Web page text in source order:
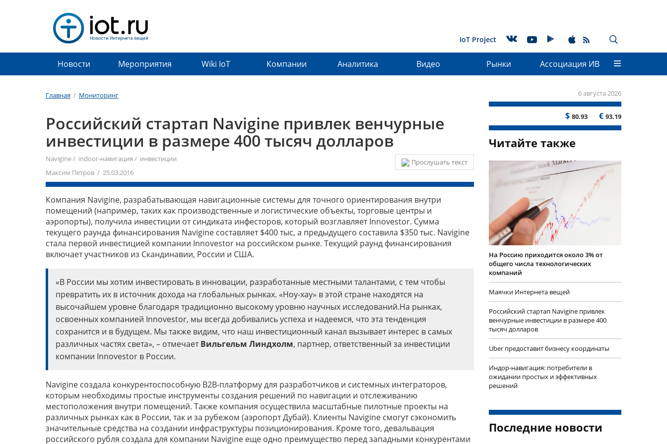
IoT Project
Новости Мероприятия Wiki IoT Компании Аналитика Видео Рынки Ассоциация ИВ
Главная / Мониторинг 6 августа 2026
$ 80.93 € 93.19
Российский стартап Navigine привлек венчурные
инвестиции в размере 400 тысяч долларов
Прослушать текст
Navigine/ indoor-навигация / инвестиции
Максим Петров / 25.03.2016
Компания Navigine, разрабатывающая навигационные системы для точного ориентирования внутри
помещений (например, таких как производственные и логистические объекты, торговые центры и
аэропорты), получила инвестиции от синдиката инфесторов, который возглавляет Innovestor. Сумма
текущего раунда финансирования Navigine составляет $400 тыс, а предыдущего составила $350 тыс. Navigine
стала первой инвестицией компании Innovestor на российском рынке. Текущий раунд финансирования
включает участников из Скандинавии, России и США.
«В России мы хотим инвестировать в инновации, разработанные местными талантами, с тем чтобы
превратить их в источник дохода на глобальных рынках. «Ноу-хау» в этой стране находятся на
высочайшем уровне благодаря традиционно высокому уровню научных исследований.На рынках,
освоенных компанией Innovestor, мы всегда добивались успеха и надеемся, что эта тенденция
сохранится и в будущем. Мы также видим, что наш инвестиционный канал вызывает интерес в самых
различных частях света», – отмечаетВильгельм Линдхолм, партнер, ответственный за инвестиции
компании Innovestor в России.
Navigine создала конкурентоспособную B2B-платформу для разработчиков и системных интеграторов,
которым необходимы простые инструменты создания решений по навигации и отслеживанию
местоположения внутри помещений. Также компания осуществила масштабные пилотные проекты на
различных рынках как в России, так и за рубежом (аэропорт Дубай). Клиенты Navigine смогут сэкономить
значительные средства на создании инфраструктуры позиционирования. Кроме того, девальвация
российского рубля создала для компании Navigine еще одно преимущество перед западными конкурентами
Читайте также
На Россию приходится около 3% от
общего числа технологических
компаний
Маячки Интернета вещей
Российский стартап Navigine привлек
венчурные инвестиции в размере 400
тысяч долларов
​Uber предоставит бизнесу координаты
Индор-навигация: потребители в
ожидании простых и эффективных
решений
Последние новости